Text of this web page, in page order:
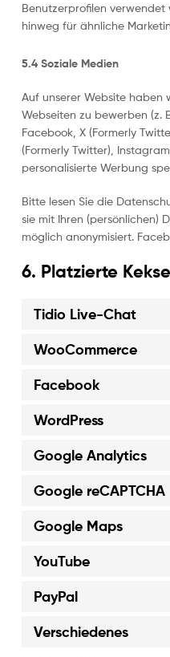
Benutzerprofilen
hinweg für ähnliche
5.4 Soziale Medien
Auf unserer Website haben
Webseiten zu bewerben (z.
Facebook, X (Formerly
(Formerly Twitter),
personalisierte Werbung
Bitte lesen Sie die
sie mit Ihren (persönlichen)
möglich anonymisiert.
6. Platzierte Kekse
Tidio Live-Chat
WooCommerce
Facebook
WordPress
Google Analytics
Google reCAPTCHA
Google Maps
YouTube
PayPal
Verschiedenes